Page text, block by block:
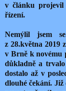
v článku projevil
řízení.
Nemýlil jsem
z 28.května 2019
v Brně k novému
důkladně a
dostalo až v
dlouhé čekání.